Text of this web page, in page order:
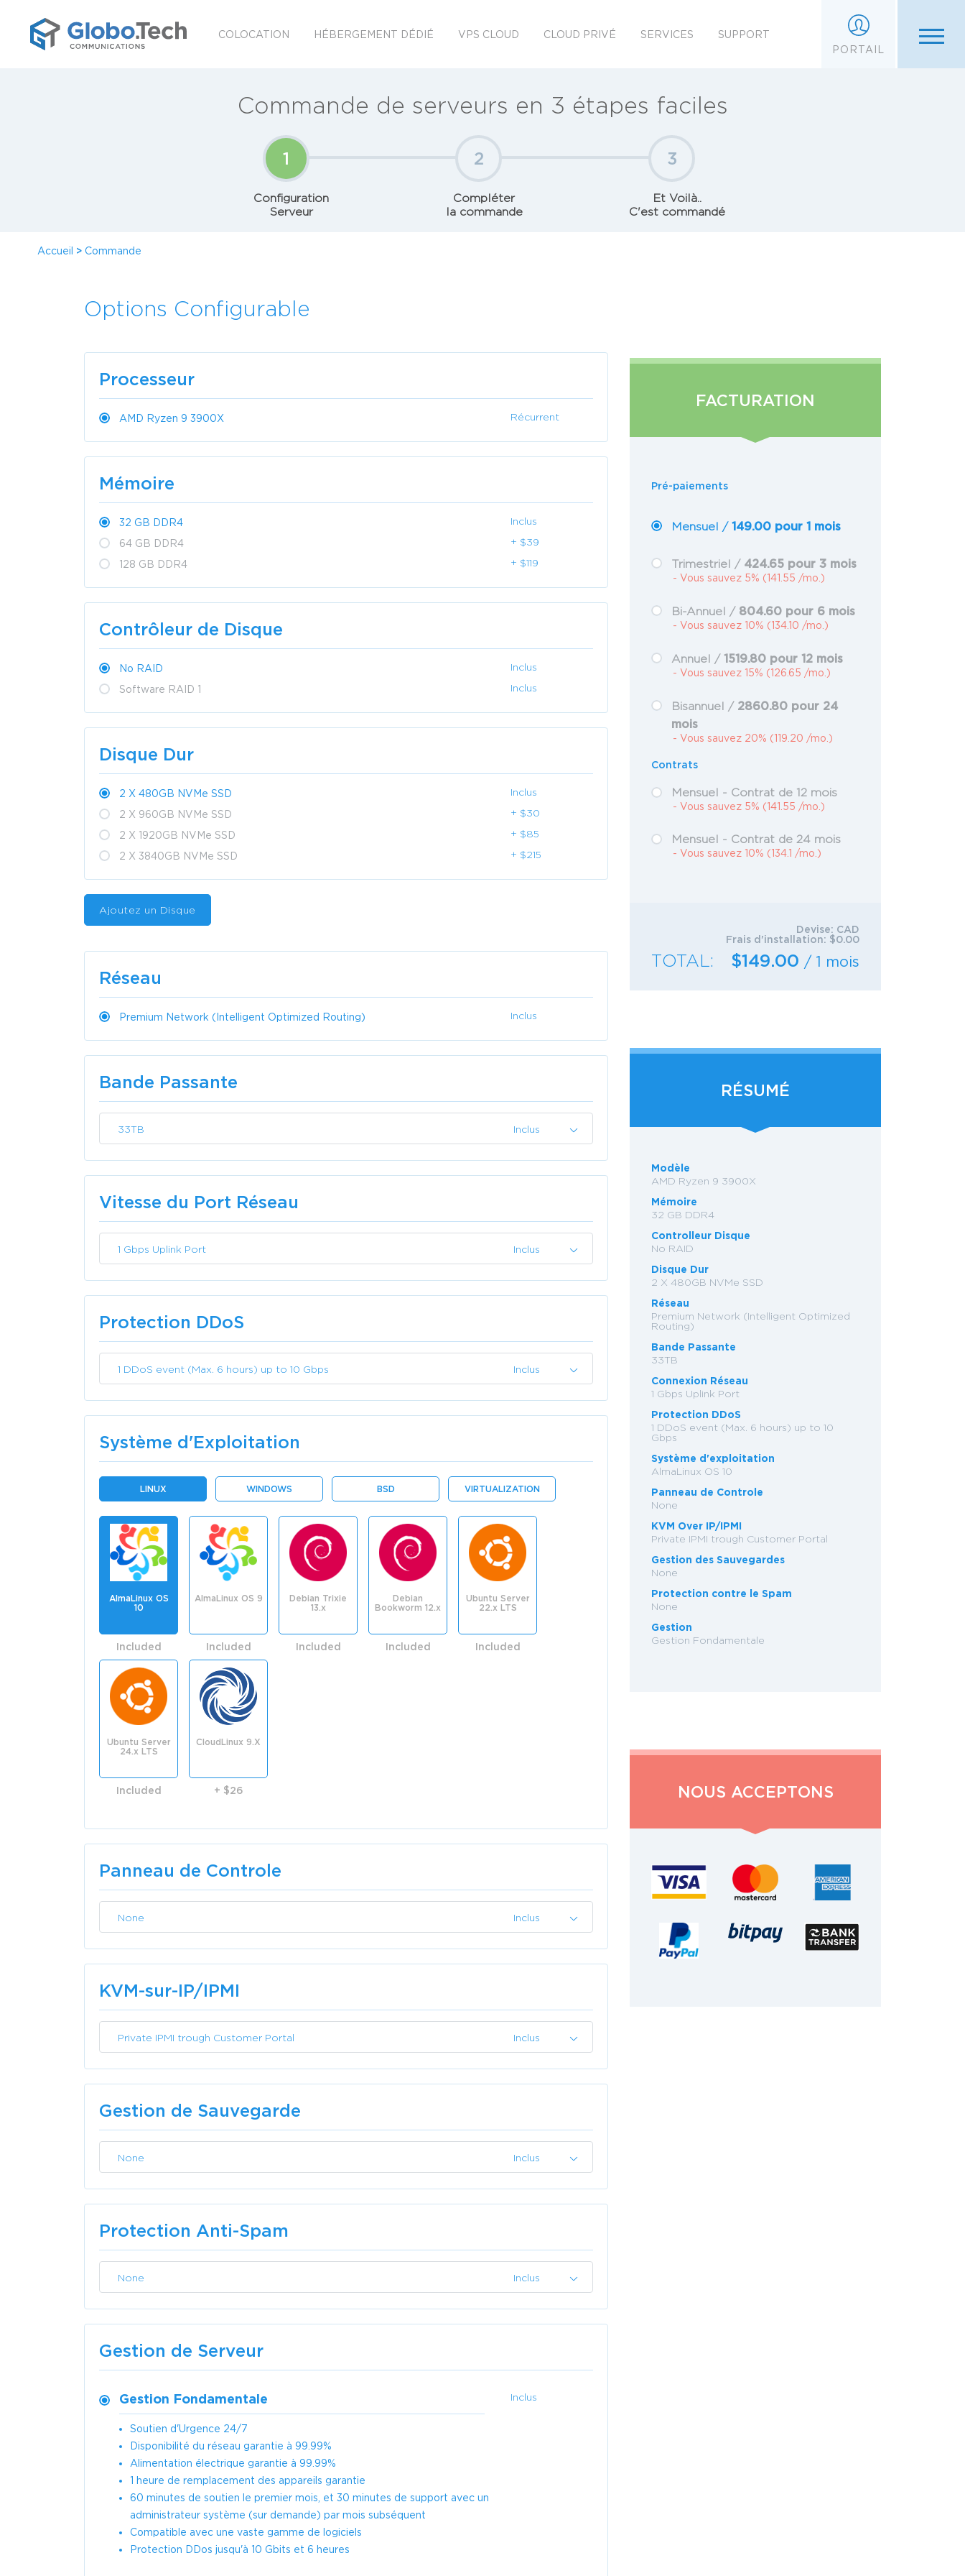
COLOCATION HÉBERGEMENT DÉDIÉ VPS CLOUD CLOUD PRIVÉ SERVICES
SUPPORT
PORTAIL
Commande de serveurs en 3 étapes faciles
1
Configuration
Serveur
2
Compléter
la commande
3
Et Voilà..
C'est commandé
Accueil > Commande
Options Configurable
Processeur
AMD Ryzen 9 3900X Récurrent
Mémoire
32 GB DDR4 Inclus
64 GB DDR4 + $39
128 GB DDR4 + $119
Contrôleur de Disque
No RAID Inclus
Software RAID 1 Inclus
Disque Dur
2 X 480GB NVMe SSD Inclus
2 X 960GB NVMe SSD + $30
2 X 1920GB NVMe SSD + $85
2 X 3840GB NVMe SSD + $215
Ajoutez un Disque
Réseau
Premium Network (Intelligent Optimized Routing) Inclus
Bande Passante
33TB Inclus
Vitesse du Port Réseau
1 Gbps Uplink Port Inclus
Protection DDoS
1 DDoS event (Max. 6 hours) up to 10 Gbps Inclus
Système d'Exploitation
LINUX WINDOWS BSD VIRTUALIZATION
AlmaLinux OS
10
Included
AlmaLinux OS 9
Included
Debian Trixie
13.x
Included
Debian
Bookworm 12.x
Included
Ubuntu Server
22.x LTS
Included
Ubuntu Server
24.x LTS
Included
CloudLinux 9.X
+ $26
Panneau de Controle
None Inclus
KVM-sur-IP/IPMI
Private IPMI trough Customer Portal Inclus
Gestion de Sauvegarde
None Inclus
Protection Anti-Spam
None Inclus
Gestion de Serveur
Gestion Fondamentale
Soutien d'Urgence 24/7
Disponibilité du réseau garantie à 99.99%
Alimentation électrique garantie à 99.99%
1 heure de remplacement des appareils garantie
60 minutes de soutien le premier mois, et 30 minutes de support avec un
administrateur système (sur demande) par mois subséquent
Compatible avec une vaste gamme de logiciels
Protection DDos jusqu'à 10 Gbits et 6 heures
Inclus
FACTURATION
Pré-paiements
Mensuel / 149.00 pour 1 mois
Trimestriel / 424.65 pour 3 mois
- Vous sauvez 5% (141.55 /mo.)
Bi-Annuel / 804.60 pour 6 mois
- Vous sauvez 10% (134.10 /mo.)
Annuel / 1519.80 pour 12 mois
- Vous sauvez 15% (126.65 /mo.)
Bisannuel / 2860.80 pour 24
mois
- Vous sauvez 20% (119.20 /mo.)
Contrats
Mensuel - Contrat de 12 mois
- Vous sauvez 5% (141.55 /mo.)
Mensuel - Contrat de 24 mois
- Vous sauvez 10% (134.1 /mo.)
Devise: CAD
Frais d'installation: $0.00
TOTAL: $149.00 / 1 mois
RÉSUMÉ
Modèle
AMD Ryzen 9 3900X
Mémoire
32 GB DDR4
Controlleur Disque
No RAID
Disque Dur
2 X 480GB NVMe SSD
Réseau
Premium Network (Intelligent Optimized
Routing)
Bande Passante
33TB
Connexion Réseau
1 Gbps Uplink Port
Protection DDoS
1 DDoS event (Max. 6 hours) up to 10
Gbps
Système d'exploitation
AlmaLinux OS 10
Panneau de Controle
None
KVM Over IP/IPMI
Private IPMI trough Customer Portal
Gestion des Sauvegardes
None
Protection contre le Spam
None
Gestion
Gestion Fondamentale
NOUS ACCEPTONS